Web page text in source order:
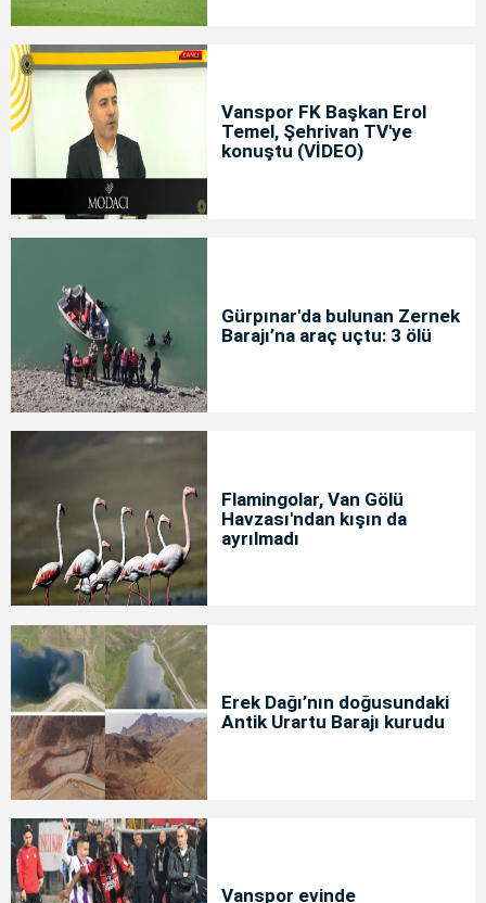
Vanspor FK Başkan Erol
Temel, Şehrivan TV'ye
konuştu (VİDEO)
Gürpınar'da bulunan Zernek
Barajı’na araç uçtu: 3 ölü
Flamingolar, Van Gölü
Havzası'ndan kışın da
ayrılmadı
Erek Dağı’nın doğusundaki
Antik Urartu Barajı kurudu
Vanspor evinde